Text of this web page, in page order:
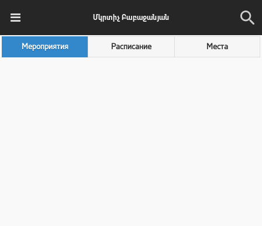
Մկրտիչ Բաբաջանյան
Мероприятия Расписание Места